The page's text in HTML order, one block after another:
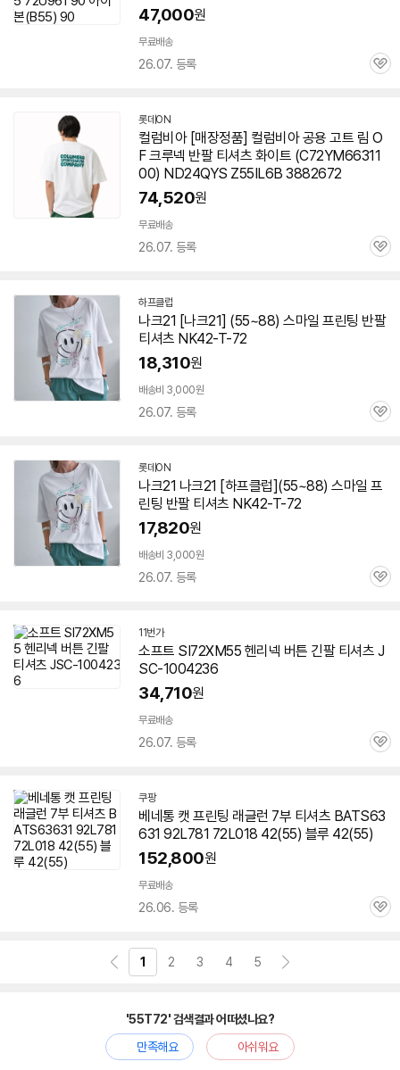
47,000원
무료배송
26.07. 등록
관
롯데ON
컬럼비아 [매장정품] 컬럼비아 공용 고트 림 O
F 크루넥 반팔 티셔츠 화이트 (C72YM66311
00) ND24QYS Z55IL6B 3882672
74,520원
무료배송
26.07. 등록
관
하프클럽
나크21 [나크21] (55~88) 스마일 프린팅 반팔
티셔츠 NK42-T-72
18,310원
배송비 3,000원
26.07. 등록
관
롯데ON
나크21 나크21 [하프클럽](55~88) 스마일 프
린팅 반팔 티셔츠 NK42-T-72
17,820원
배송비 3,000원
26.07. 등록
관
11번가
소프트 SI72XM55 헨리넥 버튼 긴팔 티셔츠 J
SC-1004236
34,710원
무료배송
26.07. 등록
관
쿠팡
베네통 캣 프린팅 래글런 7부 티셔츠 BATS63
631 92L781 72L018 42(55) 블루 42(55)
152,800원
무료배송
26.06. 등록
관
1 2 3 4 5
'55T72' 검색결과 어떠셨나요?
만족해요
아쉬워요